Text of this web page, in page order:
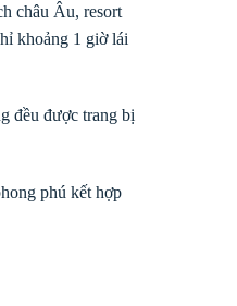
châu Âu, resort
khoảng 1 giờ lái
đều được trang bị
phú kết hợp